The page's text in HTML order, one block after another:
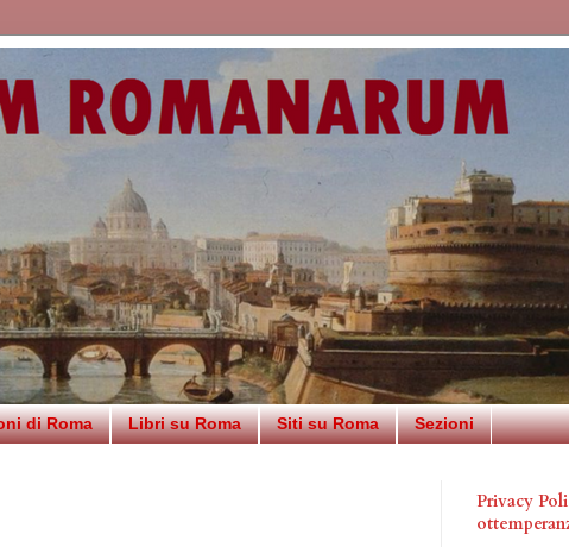
di Roma Libri su Roma Siti su Roma Sezioni
Privacy